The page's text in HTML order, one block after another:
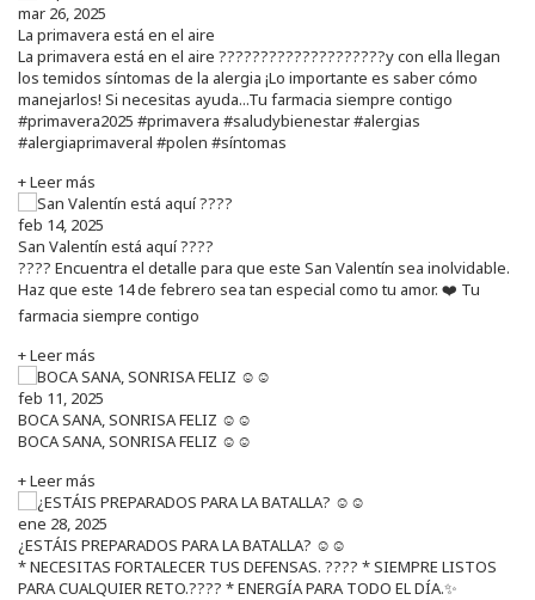
mar 26, 2025
La primavera está en el aire
La primavera está en el aire ????????????????????y con ella llegan
los temidos síntomas de la alergia ¡Lo importante es saber cómo
manejarlos! Si necesitas ayuda...Tu farmacia siempre contigo
#primavera2025 #primavera #saludybienestar #alergias
#alergiaprimaveral #polen #síntomas
+ Leer más
feb 14, 2025
San Valentín está aquí ????
???? Encuentra el detalle para que este San Valentín sea inolvidable.
Haz que este 14 de febrero sea tan especial como tu amor. ❤️ Tu
farmacia siempre contigo
+ Leer más
feb 11, 2025
BOCA SANA, SONRISA FELIZ ☺️☺️
BOCA SANA, SONRISA FELIZ ☺️☺️
+ Leer más
ene 28, 2025
¿ESTÁIS PREPARADOS PARA LA BATALLA? ☺️☺️
* NECESITAS FORTALECER TUS DEFENSAS. ????️ * SIEMPRE LISTOS
PARA CUALQUIER RETO.???? * ENERGÍA PARA TODO EL DÍA.✨